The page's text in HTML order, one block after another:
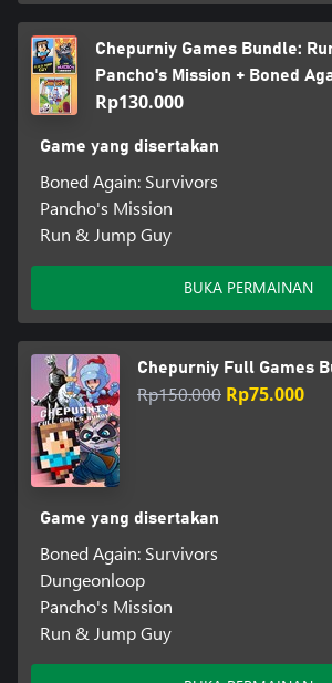
Chepurniy Games Bundle:
Pancho's Mission + Boned
Rp130.000
Game yang disertakan
Boned Again: Survivors
Pancho's Mission
Run & Jump Guy
BUKA PERMAINAN
Chepurniy Full Games
Rp150.000 Rp75.000
Game yang disertakan
Boned Again: Survivors
Dungeonloop
Pancho's Mission
Run & Jump Guy